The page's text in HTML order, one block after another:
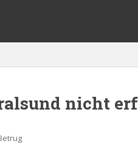
nicht